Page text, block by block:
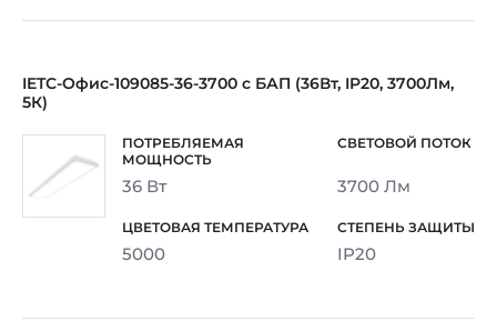
IETC-Офис-109085-36-3700 с БАП (36Вт, IP20, 3700Лм,
5К)
36 Вт 3700 Лм
5000 IP20